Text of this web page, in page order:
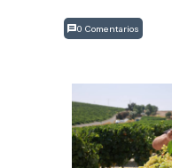
0 Comentarios